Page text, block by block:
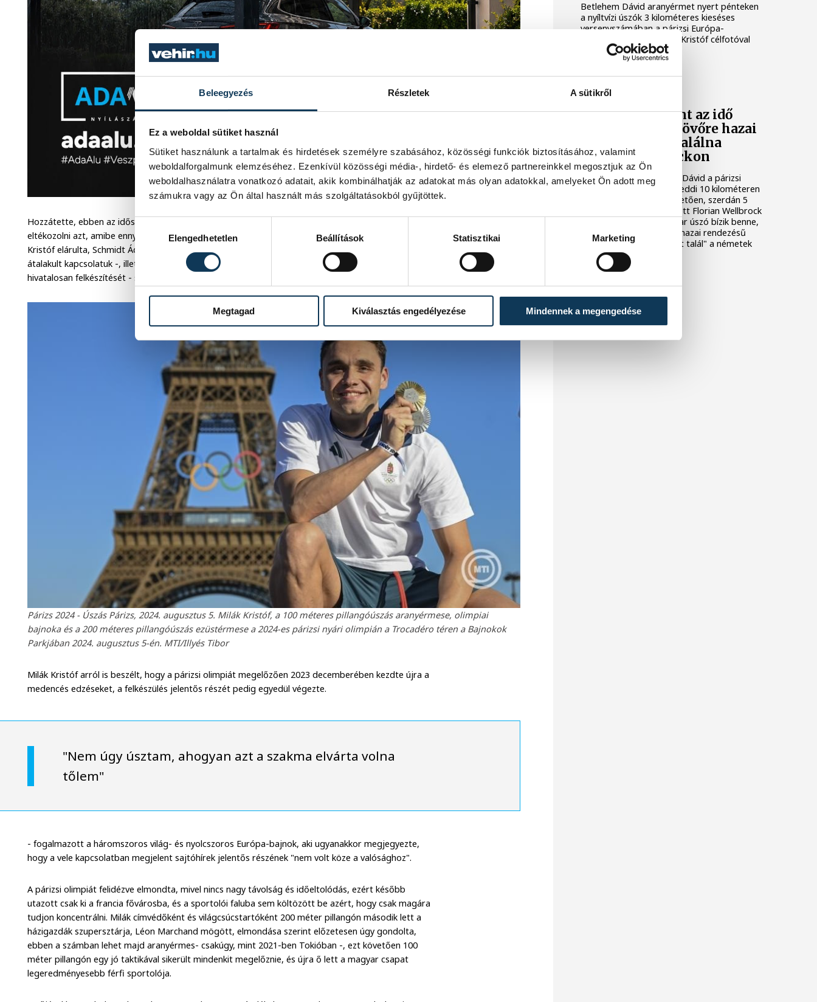
Beleegyezés Részletek A sütikről
Ez a weboldal sütiket használ
Sütiket használunk a tartalmak és hirdetések személyre szabásához, közösségi funkciók biztosításához, valamint
weboldalforgalmunk elemzéséhez. Ezenkívül közösségi média-, hirdető- és elemező partnereinkkel megosztjuk az Ön
weboldalhasználatra vonatkozó adatait, akik kombinálhatják az adatokat más olyan adatokkal, amelyeket Ön adott meg
számukra vagy az Ön által használt más szolgáltatásokból gyűjtöttek.
Elengedhetetlen
Beállítások Statisztikai Marketing
Megtagad Kiválasztás engedélyezése Mindennek a megengedése
Hozzátette, ebben az időszakban elgondolkodott azon, hogy befejezi, azonban nem akarta
eltékozolni azt, amibe ennyi évet beletett már, ráadásul jó benne és eredményes tud lenni. Milák
Kristóf elárulta, Schmidt Ádám sportért felelős államtitkár - akivel 2017-ben kezdődött barátsággá
átalakult kapcsolatuk -, illetve új edzője, Szabó Álmos - aki a párizsi olimpiát követően vette át
hivatalosan felkészítését - segített neki a legtöbbet.
Párizs 2024 - Úszás Párizs, 2024. augusztus 5. Milák Kristóf, a 100 méteres pillangóúszás aranyérmese, olimpiai
bajnoka és a 200 méteres pillangóúszás ezüstérmese a 2024-es párizsi nyári olimpián a Trocadéro téren a Bajnokok
Parkjában 2024. augusztus 5-én. MTI/Illyés Tibor
Milák Kristóf arról is beszélt, hogy a párizsi olimpiát megelőzően 2023 decemberében kezdte újra a
medencés edzéseket, a felkészülés jelentős részét pedig egyedül végezte.
"Nem úgy úsztam, ahogyan azt a szakma elvárta volna
tőlem"
- fogalmazott a háromszoros világ- és nyolcszoros Európa-bajnok, aki ugyanakkor megjegyezte,
hogy a vele kapcsolatban megjelent sajtóhírek jelentős részének "nem volt köze a valósághoz".
A párizsi olimpiát felidézve elmondta, mivel nincs nagy távolság és időeltolódás, ezért később
utazott csak ki a francia fővárosba, és a sportolói faluba sem költözött be azért, hogy csak magára
tudjon koncentrálni. Milák címvédőként és világcsúcstartóként 200 méter pillangón második lett a
házigazdák szupersztárja, Léon Marchand mögött, elmondása szerint előzetesen úgy gondolta,
ebben a számban lehet majd aranyérmes- csakúgy, mint 2021-ben Tokióban -, ezt követően 100
méter pillangón egy jó taktikával sikerült mindenkit megelőznie, és újra ő lett a magyar csapat
legeredményesebb férfi sportolója.
Betlehem Dávid aranyérmet nyert pénteken
a nyíltvízi úszók 3 kilométeres kieséses
versenyszámában a párizsi Európa-
bajnokságon. Rasovszky Kristóf célfotóval
ötödik lett.
Betlehem szerint az idő
neki dolgozik, jövőre hazai
környezetben találna
fogást Wellbrockon
A nyíltvízi úszó Betlehem Dávid a párizsi
Európa-bajnokságon a keddi 10 kilométeren
szerzett ezüstérmét követően, szerdán 5
kilométeren is második lett Florian Wellbrock
mögött; a 22 éves magyar úszó bízik benne,
hogy akár már jövőre, a hazai rendezésű
világbajnokságon "fogást talál" a németek
olimpiai bajnokán.